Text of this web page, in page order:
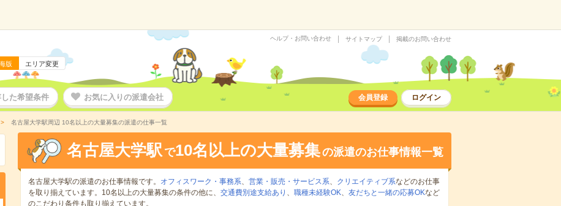
版 エリア変更
ヘルプ・お問い合わせ サイトマップ 掲載のお問い合わせ
た希望条件 お気に入りの派遣会社 会員登録 ログイン
名古屋大学駅周辺 10名以上の大量募集の派遣の仕事一覧
名古屋大学駅 で10名以上の大量募集の派遣のお仕事情報一覧
名古屋大学駅の派遣のお仕事情報です。 オフィスワーク・事務系、 営業・販売・サービス系、 クリエイティブ系などのお仕事
を取り揃えています。10名以上の大量募集の条件の他に、 交通費別途支給あり 、 職種未経験OK、 友だちと一緒の応募OKなど
のこだわり条件も取り揃えています。